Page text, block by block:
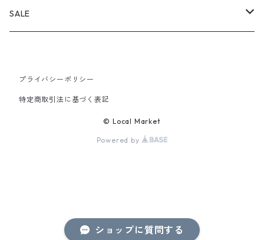
ショップに質問する
PANTS
SALE
PANTS
プライバシーポリシー
特定商取引法に基づく表記
© Local Market
Powered by